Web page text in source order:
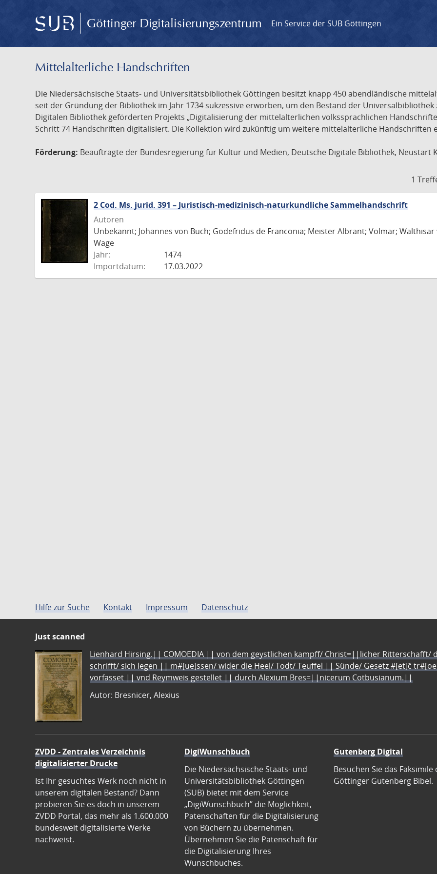
Göttinger Digitalisierungszentrum Ein Service der SUB Göttingen
Mittelalterliche Handschriften
Die Niedersächsische Staats- und Universitätsbibliothek Göttingen besitzt knapp 450 abendländische
seit der Gründung der Bibliothek im Jahr 1734 sukzessive erworben, um den Bestand der
Digitalen Bibliothek geförderten Projekts „Digitalisierung der mittelalterlichen volkssprachlichen
Schritt 74 Handschriften digitalisiert. Die Kollektion wird zukünftig um weitere mittelalterliche Handschriften
Förderung: Beauftragte der Bundesregierung für Kultur und Medien, Deutsche Digitale Bibliothek, Neustart
1
2 Cod. Ms. jurid. 391 – Juristisch-medizinisch-naturkundliche Sammelhandschrift
Autoren
Unbekannt; Johannes von Buch; Godefridus de Franconia; Meister Albrant; Volmar;
Wage
Jahr:
1474
Importdatum:
17.03.2022
Hilfe zur Suche Kontakt Impressum Datenschutz
Just scanned
Lienhard Hirsing.|| COMOEDIA || von dem geystlichen kampff/ Christ=||licher Ritterschafft/
schrifft/ sich legen || m#[ue]ssen/ wider die Heel/ Todt/ Teuffel || Sünde/ Gesetz #[et]c̃
vorfasset || vnd Reymweis gestellet || durch Alexium Bres=||nicerum Cotbusianum.||
Autor: Bresnicer, Alexius
ZVDD - Zentrales Verzeichnis
digitalisierter Drucke
Ist Ihr gesuchtes Werk noch nicht in
unserem digitalen Bestand? Dann
probieren Sie es doch in unserem
ZVDD Portal, das mehr als 1.600.000
bundesweit digitalisierte Werke
nachweist.
DigiWunschbuch
Die Niedersächsische Staats- und
Universitätsbibliothek Göttingen
(SUB) bietet mit dem Service
„DigiWunschbuch” die Möglichkeit,
Patenschaften für die Digitalisierung
von Büchern zu übernehmen.
Übernehmen Sie die Patenschaft für
die Digitalisierung Ihres
Wunschbuches.
Gutenberg Digital
Besuchen Sie das Faksimile
Göttinger Gutenberg Bibel.